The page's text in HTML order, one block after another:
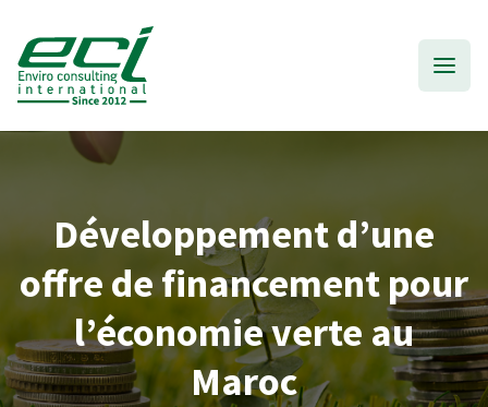
Développement d’une
offre de financement pour
l’économie verte au
Maroc